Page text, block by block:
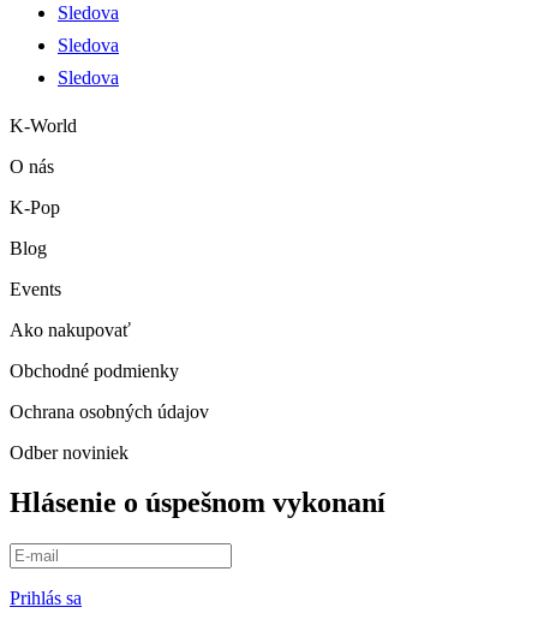
Sledova
Sledova
Sledova
K-World
O nás
K-Pop
Blog
Events
Ako nakupovať
Obchodné podmienky
Ochrana osobných údajov
Odber noviniek
Hlásenie o úspešnom vykonaní
Prihlás sa